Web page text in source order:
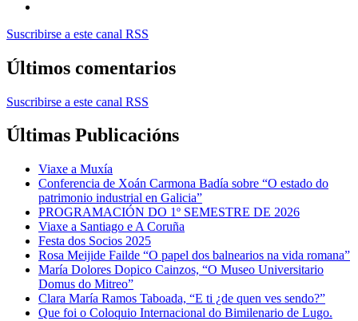
Suscribirse a este canal RSS
Últimos comentarios
Suscribirse a este canal RSS
Últimas Publicacións
Viaxe a Muxía
Conferencia de Xoán Carmona Badía sobre “O estado do
patrimonio industrial en Galicia”
PROGRAMACIÓN DO 1º SEMESTRE DE 2026
Viaxe a Santiago e A Coruña
Festa dos Socios 2025
Rosa Meijide Failde “O papel dos balnearios na vida romana”
María Dolores Dopico Cainzos, “O Museo Universitario
Domus do Mitreo”
Clara María Ramos Taboada, “E ti ¿de quen ves sendo?”
Que foi o Coloquio Internacional do Bimilenario de Lugo.